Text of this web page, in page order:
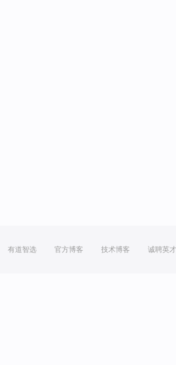
有道智选 官方博客 技术博客 诚聘英才